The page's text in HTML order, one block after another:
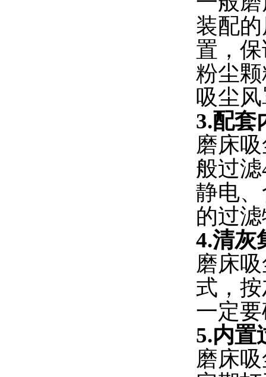
装配
置，
粉尘
吸尘
3.配套
磨床
般过
静电
的过
4.清灰
磨床
式，
一定
5.内置
磨床